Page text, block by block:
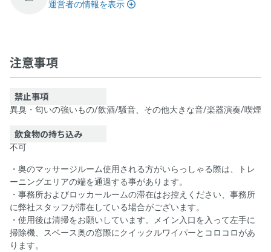
運営者の情報を表示
マタドール覚王山店 L-SPACE【スタジオ】
注意事項
禁止事項
異臭・匂いの強いもの/飲酒/騒音、その他大きな音/楽器演奏/喫煙
飲食物の持ち込み
不可
・奥のマッサージルーム使用される方がいらっしゃる際は、トレ
ーニングエリアの端を通過する事があります。
・事務所およびロッカールームの滞在はお控えください、事務所
に弊社スタッフが滞在している場合がございます。
・使用後は清掃をお願いしています。メイン入口を入って左手に
掃除機、スベース奥の窓際にクイックルワイパーとコロコロがあ
ります。